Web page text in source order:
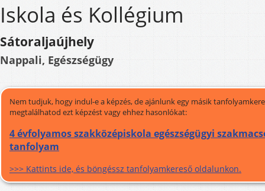
Iskola és Kollégium
Sátoraljaújhely
Nappali, Egészségügy
Nem tudjuk, hogy indul-e a képzés, de ajánlunk egy másik
megtalálhatod ezt képzést vagy ehhez hasonlókat:
4 évfolyamos szakközépiskola egészségügyi
tanfolyam
>>> Kattints ide, és böngéssz tanfolyamkereső oldalunkon.